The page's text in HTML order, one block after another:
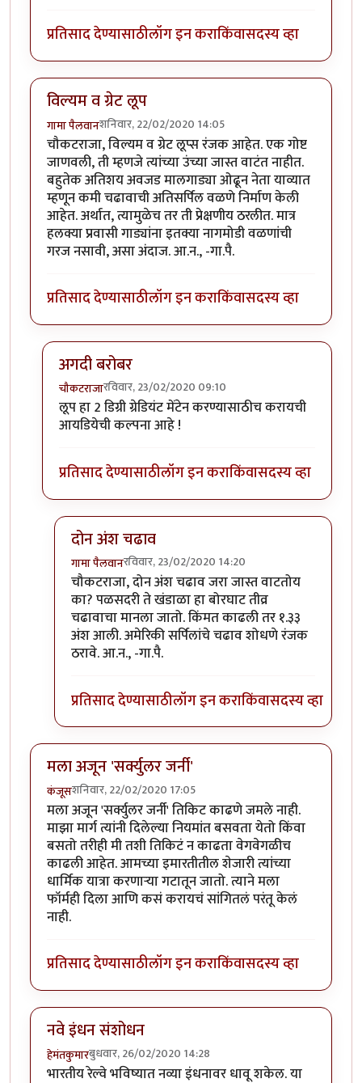
प्रतिसाद देण्यासाठीलॉग इन कराकिंवासदस्य व्हा
विल्यम व ग्रेट लूप
गामा पैलवानशनिवार, 22/02/2020 14:05
चौकटराजा, विल्यम व ग्रेट लूप्स रंजक आहेत. एक गोष्ट
जाणवली, ती म्हणजे त्यांच्या उंच्या जास्त वाटंत नाहीत.
बहुतेक अतिशय अवजड मालगाड्या ओढून नेता याव्यात
म्हणून कमी चढावाची अतिसर्पिल वळणे निर्माण केली
आहेत. अर्थात, त्यामुळेच तर ती प्रेक्षणीय ठरलीत. मात्र
हलक्या प्रवासी गाड्यांना इतक्या नागमोडी वळणांची
गरज नसावी, असा अंदाज. आ.न., -गा.पै.
प्रतिसाद देण्यासाठीलॉग इन कराकिंवासदस्य व्हा
अगदी बरोबर
चौकटराजारविवार, 23/02/2020 09:10
In reply toविल्यम व ग्रेट लूपbyगामा पैलवान
लूप हा 2 डिग्री ग्रेडियंट मेंटेन करण्यासाठीच करायची
आयडियेची कल्पना आहे !
प्रतिसाद देण्यासाठीलॉग इन कराकिंवासदस्य व्हा
दोन अंश चढाव
गामा पैलवानरविवार, 23/02/2020 14:20
In reply toअगदी बरोबरbyचौकटराजा
चौकटराजा, दोन अंश चढाव जरा जास्त वाटतोय
का? पळसदरी ते खंडाळा हा बोरघाट तीव्र
चढावाचा मानला जातो. किंमत काढली तर १.३३
अंश आली. अमेरिकी सर्पिलांचे चढाव शोधणे रंजक
ठरावे. आ.न., -गा.पै.
प्रतिसाद देण्यासाठीलॉग इन कराकिंवासदस्य व्हा
मला अजून 'सर्क्युलर जर्नी'
कंजूसशनिवार, 22/02/2020 17:05
मला अजून 'सर्क्युलर जर्नी' तिकिट काढणे जमले नाही.
माझा मार्ग त्यांनी दिलेल्या नियमांत बसवता येतो किंवा
बसतो तरीही मी तशी तिकिटं न काढता वेगवेगळीच
काढली आहेत. आमच्या इमारतीतील शेजारी त्यांच्या
धार्मिक यात्रा करणाऱ्या गटातून जातो. त्याने मला
फॉर्मही दिला आणि कसं करायचं सांगितलं परंतू केलं
नाही.
प्रतिसाद देण्यासाठीलॉग इन कराकिंवासदस्य व्हा
नवे इंधन संशोधन
हेमंतकुमारबुधवार, 26/02/2020 14:28
भारतीय रेल्वे भविष्यात नव्या इंधनावर धावू शकेल. या